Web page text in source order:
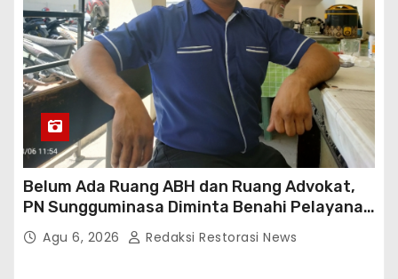
Belum Ada Ruang ABH dan Ruang Advokat,
PN Sungguminasa Diminta Benahi Pelayanan
PublikAgu 6, 2026 Redaksi Restorasi News